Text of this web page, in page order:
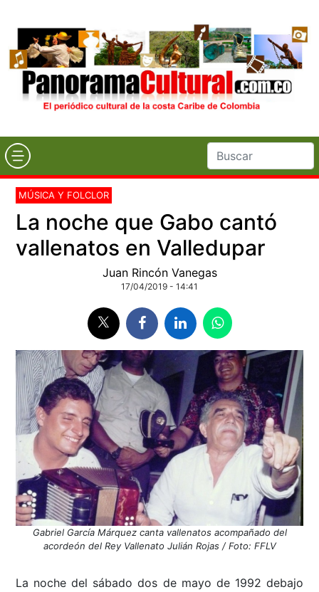
MÚSICA Y FOLCLOR
La noche que Gabo cantó
vallenatos en Valledupar
Juan Rincón Vanegas
17/04/2019 - 14:41
Gabriel García Márquez canta vallenatos acompañado del
acordeón del Rey Vallenato Julián Rojas / Foto: FFLV
La noche del sábado dos de mayo de 1992 debajo